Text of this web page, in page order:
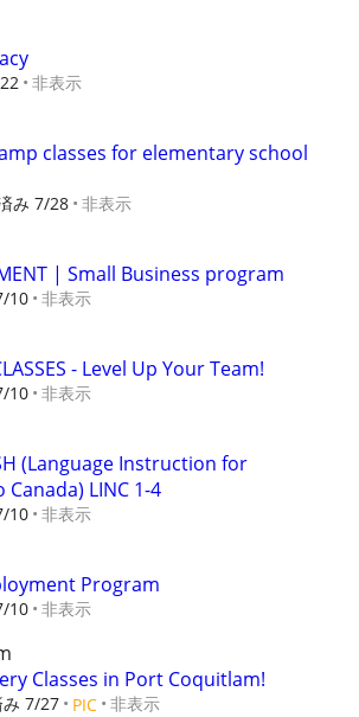
非表示
classes for elementary school
み 7/28 非表示
| Small Business program
10 非表示
- Level Up Your Team!
10 非表示
(Language Instruction for
LINC 1-4
10 非表示
Program
10 非表示
Classes in Port Coquitlam!
み 7/27 PIC 非表示